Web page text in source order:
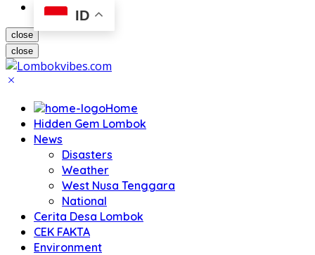
ID
close
close
Home
Hidden Gem Lombok
News
Disasters
Weather
West Nusa Tenggara
National
Cerita Desa Lombok
CEK FAKTA
Environment